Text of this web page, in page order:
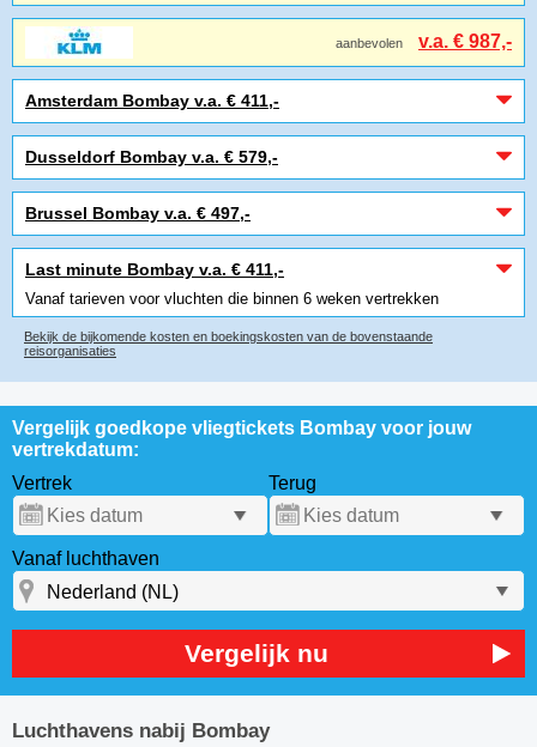
aanbevolen v.a. € 987,-
Amsterdam Bombay v.a. € 411,-
Dusseldorf Bombay v.a. € 579,-
Brussel Bombay v.a. € 497,-
Last minute Bombay v.a. € 411,-
Vanaf tarieven voor vluchten die binnen 6 weken vertrekken
Bekijk de bijkomende kosten en boekingskosten van de bovenstaande
reisorganisaties
Vergelijk goedkope vliegtickets Bombay voor jouw
vertrekdatum:
Vertrek
Terug
Vanaf luchthaven
Vergelijk nu
Luchthavens nabij Bombay